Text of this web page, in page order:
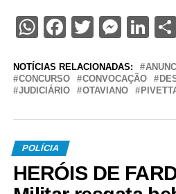
WhatsApp
Facebook
Twitter
NOTÍCIAS RELACIONADAS:
CONCURSO
CONVOCAÇÃO
JUDICIÁRIO
OTAVIANO
POLÍCIA
HERÓIS DE